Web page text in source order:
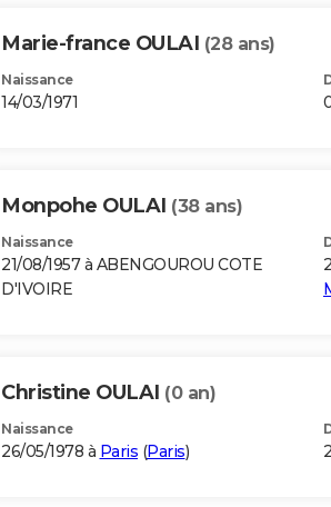
Marie-france OULAI (28 ans)
Naissance
14/03/1971
Monpohe OULAI (38 ans)
Naissance
21/08/1957 à ABENGOUROU COTE
D'IVOIRE
Christine OULAI (0 an)
Naissance
26/05/1978 à Paris (Paris)